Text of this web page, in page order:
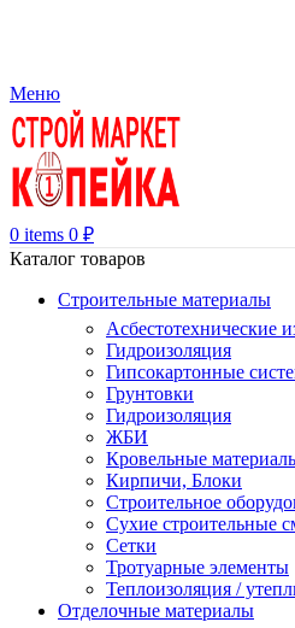
Меню
0 items 0 ₽
Каталог товаров
Строительные материалы
Асбестотехнические
Гидроизоляция
Гипсокартонные
Грунтовки
Гидроизоляция
ЖБИ
Кровельные
Кирпичи, Блоки
Строительное
Сухие строительные
Сетки
Тротуарные элементы
Теплоизоляция /
Отделочные материалы